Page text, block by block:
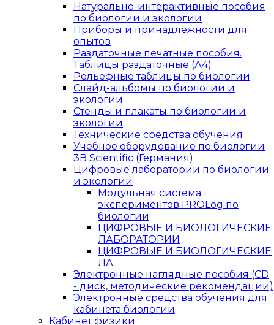
Натурально-интерактивные пособия
по биологии и экологии
Приборы и принадлежности для
опытов
Раздаточные печатные пособия.
Таблицы раздаточные (А4)
Рельефные таблицы по биологии
Слайд-альбомы по биологии и
экологии
Стенды и плакаты по биологии и
экологии
Технические средства обучения
Учебное оборудование по биологии
3B Scientific (Германия)
Цифровые лаборатории по биологии
и экологии
Модульная система
экспериментов PROLog по
биологии
ЦИФРОВЫЕ И БИОЛОГИЧЕСКИЕ
ЛАБОРАТОРИИ
ЦИФРОВЫЕ И БИОЛОГИЧЕСКИЕ
ЛА
Электронные наглядные пособия (CD
- диск, методические рекомендации)
Электронные средства обучения для
кабинета биологии
Кабинет физики